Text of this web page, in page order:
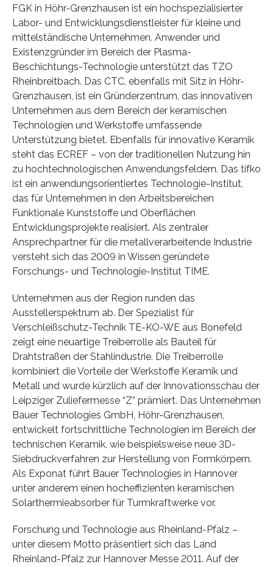
FGK in Höhr-Grenzhausen ist ein hochspezialisierter
Labor- und Entwicklungsdienstleister für kleine und
mittelständische Unternehmen. Anwender und
Existenzgründer im Bereich der Plasma-
Beschichtungs-Technologie unterstützt das TZO
Rheinbreitbach. Das CTC, ebenfalls mit Sitz in Höhr-
Grenzhausen, ist ein Gründerzentrum, das innovativen
Unternehmen aus dem Bereich der keramischen
Technologien und Werkstoffe umfassende
Unterstützung bietet. Ebenfalls für innovative Keramik
steht das ECREF – von der traditionellen Nutzung hin
zu hochtechnologischen Anwendungsfeldern. Das tifko
ist ein anwendungsorientiertes Technologie-Institut,
das für Unternehmen in den Arbeitsbereichen
Funktionale Kunststoffe und Oberflächen
Entwicklungsprojekte realisiert. Als zentraler
Ansprechpartner für die metallverarbeitende Industrie
versteht sich das 2009 in Wissen geründete
Forschungs- und Technologie-Institut TIME.
Unternehmen aus der Region runden das
Ausstellerspektrum ab. Der Spezialist für
Verschleißschutz-Technik TE-KO-WE aus Bonefeld
zeigt eine neuartige Treiberrolle als Bauteil für
Drahtstraßen der Stahlindustrie. Die Treiberrolle
kombiniert die Vorteile der Werkstoffe Keramik und
Metall und wurde kürzlich auf der Innovationsschau der
Leipziger Zuliefermesse “Z” prämiert. Das Unternehmen
Bauer Technologies GmbH, Höhr-Grenzhausen,
entwickelt fortschrittliche Technologien im Bereich der
technischen Keramik, wie beispielsweise neue 3D-
Siebdruckverfahren zur Herstellung von Formkörpern.
Als Exponat führt Bauer Technologies in Hannover
unter anderem einen hocheffizienten keramischen
Solarthermieabsorber für Turmkraftwerke vor.
Forschung und Technologie aus Rheinland-Pfalz –
unter diesem Motto präsentiert sich das Land
Rheinland-Pfalz zur Hannover Messe 2011. Auf der